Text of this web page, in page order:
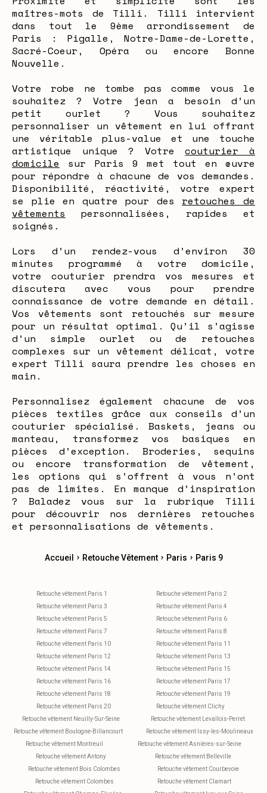
maîtres-mots de Tilli. Tilli intervient
dans tout le 9ème arrondissement de
Paris : Pigalle, Notre-Dame-de-Lorette,
Sacré-Coeur, Opéra ou encore Bonne
Nouvelle.
Votre robe ne tombe pas comme vous le
souhaitez ? Votre jean a besoin d’un
petit ourlet ? Vous souhaitez
personnaliser un vêtement en lui offrant
une véritable plus-value et une touche
artistique unique ? Votrecouturier à
domicile sur Paris 9 met tout en œuvre
pour répondre à chacune de vos demandes.
Disponibilité, réactivité, votre expert
se plie en quatre pour des retouches de
vêtements personnalisées, rapides et
soignés.
Lors d’un rendez-vous d’environ 30
minutes programmé à votre domicile,
votre couturier prendra vos mesures et
discutera avec vous pour prendre
connaissance de votre demande en détail.
Vos vêtements sont retouchés sur mesure
pour un résultat optimal. Qu’il s’agisse
d’un simple ourlet ou de retouches
complexes sur un vêtement délicat, votre
expert Tilli saura prendre les choses en
main.
Personnalisez également chacune de vos
pièces textiles grâce aux conseils d’un
couturier spécialisé. Baskets, jeans ou
manteau, transformez vos basiques en
pièces d’exception. Broderies, sequins
ou encore transformation de vêtement,
les options qui s’offrent à vous n’ont
pas de limites. En manque d’inspiration
? Baladez vous sur la rubrique Tilli
pour découvrir nos dernières retouches
et personnalisations de vêtements.
Accueil › Retouche Vêtement › Paris › Paris 9
Retouche vêtement Paris 1
Retouche vêtement Paris 2
Retouche vêtement Paris 3
Retouche vêtement Paris 4
Retouche vêtement Paris 5
Retouche vêtement Paris 6
Retouche vêtement Paris 7
Retouche vêtement Paris 8
Retouche vêtement Paris 10
Retouche vêtement Paris 11
Retouche vêtement Paris 12
Retouche vêtement Paris 13
Retouche vêtement Paris 14
Retouche vêtement Paris 15
Retouche vêtement Paris 16
Retouche vêtement Paris 17
Retouche vêtement Paris 18
Retouche vêtement Paris 19
Retouche vêtement Paris 20
Retouche vêtement Clichy
Retouche vêtement Neuilly-Sur-Seine
Retouche vêtement Levallois-Perret
Retouche vêtement Boulogne-Billancourt
Retouche vêtement Issy-les-Moulineaux
Retouche vêtement Montreuil
Retouche vêtement Asnières-sur-Seine
Retouche vêtement Antony
Retouche vêtement Belleville
Retouche vêtement Bois Colombes
Retouche vêtement Courbevoie
Retouche vêtement Colombes
Retouche vêtement Clamart